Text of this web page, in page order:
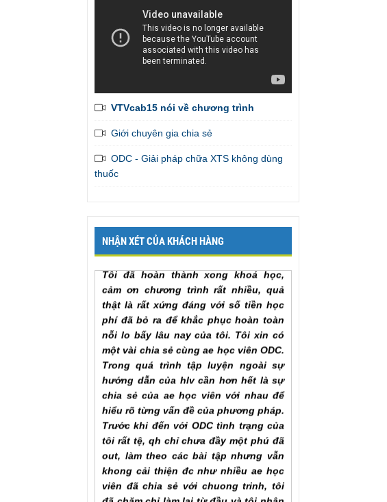
VTVcab15 nói về chương trình
Giới chuyên gia chia sẻ
ODC - Giải pháp chữa XTS không dùng
thuốc
NHẬN XÉT CỦA KHÁCH HÀNG
thành công vượt bậc trên giường,
Mr. Khang, Lâm Đồng
Tôi đã hoàn thành xong khoá học,
cảm ơn chương trình rất nhiều, quả
thật là rất xứng đáng với số tiền học
phí đã bỏ ra để khắc phục hoàn toàn
nỗi lo bấy lâu nay của tôi. Tôi xin có
một vài chia sẻ cùng ae học viên ODC.
Trong quá trình tập luyện ngoài sự
hướng dẫn của hlv cần hơn hết là sự
chia sẻ của ae học viên với nhau để
hiểu rõ từng vấn đề của phương pháp.
Trước khi đến với ODC tình trạng của
tôi rất tệ, qh chỉ chưa đầy một phú đã
out, làm theo các bài tập nhưng vẫn
khong cải thiện đc như nhiều ae học
viên đã chia sẻ với chuong trinh, tôi
đã chăm chỉ làm lại từ đầu và tôi nhận
ra ... , lúc này cũng giống như khi đã